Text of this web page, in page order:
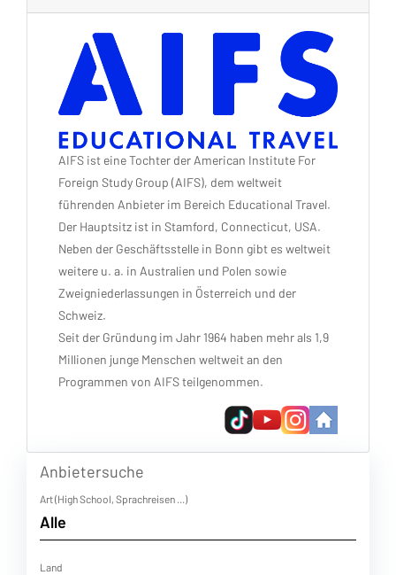
AIFS ist eine Tochter der American Institute For
Foreign Study Group (AIFS), dem weltweit
führenden Anbieter im Bereich Educational Travel.
Der Hauptsitz ist in Stamford, Connecticut, USA.
Neben der Geschäftsstelle in Bonn gibt es weltweit
weitere u. a. in Australien und Polen sowie
Zweigniederlassungen in Österreich und der
Schweiz.
Seit der Gründung im Jahr 1964 haben mehr als 1,9
Millionen junge Menschen weltweit an den
Programmen von AIFS teilgenommen.
Anbietersuche
Art (High School, Sprachreisen ...)
Land